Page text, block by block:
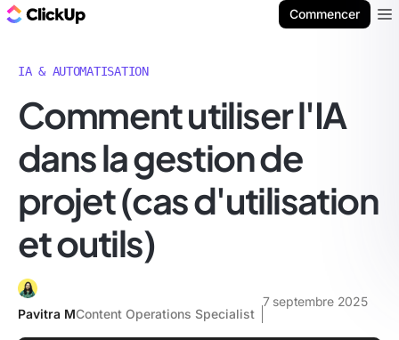
Commencer
IA & AUTOMATISATION
Comment utiliser l'IA
dans la gestion de
projet (cas d'utilisation
et outils)
Pavitra MContent Operations Specialist
7 septembre 2025